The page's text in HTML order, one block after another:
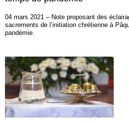
04 mars 2021 – Note proposant des
sacrements de l’initiation chrétienne à
pandémie.